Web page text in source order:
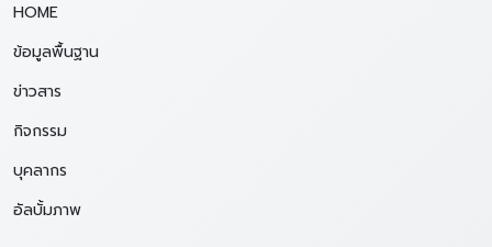
HOME
ข้อมูลพื้นฐาน
ข่าวสาร
กิจกรรม
บุคลากร
อัลบั้มภาพ